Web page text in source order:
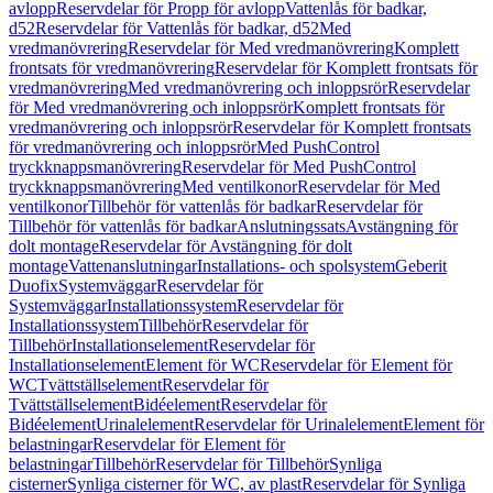
avloppReservdelar för Propp för avloppVattenlås för badkar,
d52Reservdelar för Vattenlås för badkar, d52Med
vredmanövreringReservdelar för Med vredmanövreringKomplett
frontsats för vredmanövreringReservdelar för Komplett frontsats för
vredmanövreringMed vredmanövrering och inloppsrörReservdelar
för Med vredmanövrering och inloppsrörKomplett frontsats för
vredmanövrering och inloppsrörReservdelar för Komplett frontsats
för vredmanövrering och inloppsrörMed PushControl
tryckknappsmanövreringReservdelar för Med PushControl
tryckknappsmanövreringMed ventilkonorReservdelar för Med
ventilkonorTillbehör för vattenlås för badkarReservdelar för
Tillbehör för vattenlås för badkarAnslutningssatsAvstängning för
dolt montageReservdelar för Avstängning för dolt
montageVattenanslutningarInstallations- och spolsystemGeberit
DuofixSystemväggarReservdelar för
SystemväggarInstallationssystemReservdelar för
InstallationssystemTillbehörReservdelar för
TillbehörInstallationselementReservdelar för
InstallationselementElement för WCReservdelar för Element för
WCTvättställselementReservdelar för
TvättställselementBidéelementReservdelar för
BidéelementUrinalelementReservdelar för UrinalelementElement för
belastningarReservdelar för Element för
belastningarTillbehörReservdelar för TillbehörSynliga
cisternerSynliga cisterner för WC, av plastReservdelar för Synliga